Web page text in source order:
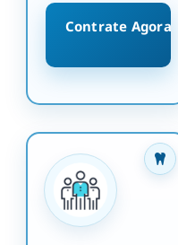
Contrate Agora